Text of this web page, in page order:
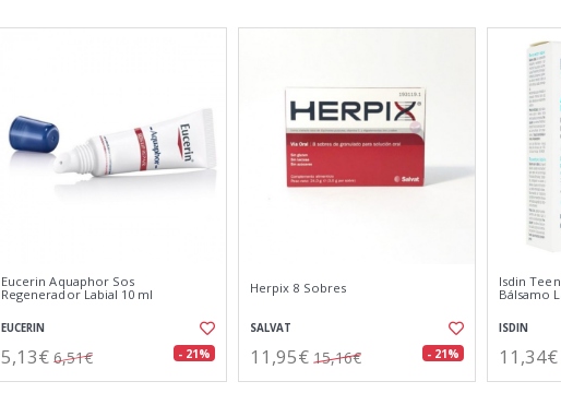
Eucerin Aquaphor Sos
Regenerador Labial 10 ml
EUCERIN
5,13€ 6,51€ - 21%
Herpix 8 Sobres
SALVAT
11,95€ 15,16€ - 21%
Isdin
Bálsamo
ISDIN
11,34€